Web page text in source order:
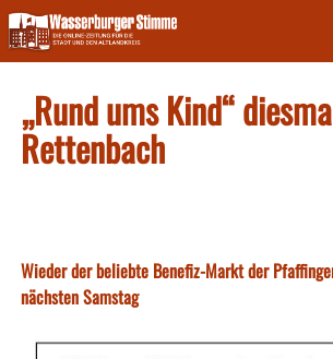
Skip
to
content
„Rund ums Kind“
Rettenbach
Wieder der beliebte Benefiz-Markt der
nächsten Samstag